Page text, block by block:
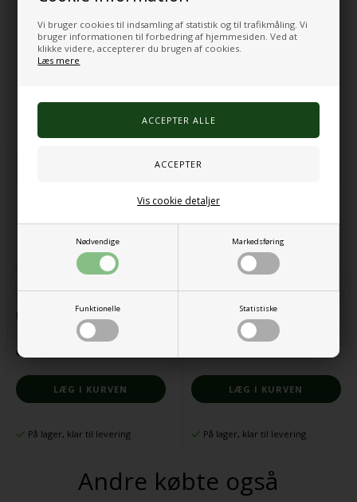
Vi bruger cookies til indsamling af statistik og til trafikmåling. Vi
bruger informationen til forbedring af hjemmesiden. Ved at
klikke videre, accepterer du brugen af cookies.
Læs mere
Nødvendige Markedsføring
Funktionelle Statistiske
Vis cookie detaljer
dinosaurer, mens man har det sjovt.
Varenr.: 320120888
Alternative produkter
Mariehøne-puslespil
68,00
På lager, klar til levering
Magnetisk puslespil med
transportmidler
På lager, klar til levering
Andre købte også